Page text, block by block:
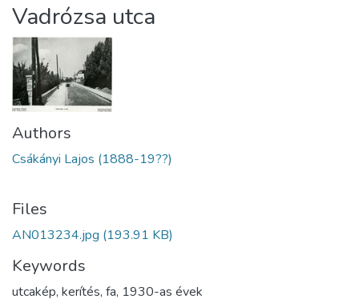
Statistics
About us
Vadrózsa utca
Authors
Csákányi Lajos (1888-19??)
Files
AN013234.jpg (193.91 KB)
Keywords
utcakép, kerítés, fa, 1930-as évek